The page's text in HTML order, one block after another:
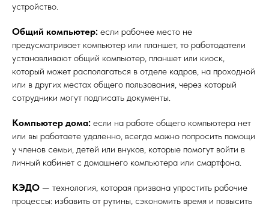
устройство.
Общий компьютер: если рабочее место не
предусматривает компьютер или планшет, то работодатели
устанавливают общий компьютер, планшет или киоск,
который может располагаться в отделе кадров, на проходной
или в других местах общего пользования, через который
сотрудники могут подписать документы.
Компьютер дома: если на работе общего компьютера нет
или вы работаете удаленно, всегда можно попросить помощи
у членов семьи, детей или внуков, которые помогут войти в
личный кабинет с домашнего компьютера или смартфона.
КЭДО — технология, которая призвана упростить рабочие
процессы: избавить от рутины, сэкономить время и повысить